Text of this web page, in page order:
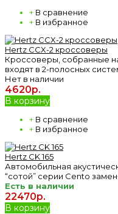
+ В сравнение
+ В избранное
Hertz CCX-2 кроссоверы
Кроссоверы, собранные
входят в 2-полосных
Нет в наличии
4620р.
В корзину
+ В сравнение
+ В избранное
Hertz CK 165
Автомобильная
“сотой” серии Cento
Есть в наличии
22470р.
В корзину